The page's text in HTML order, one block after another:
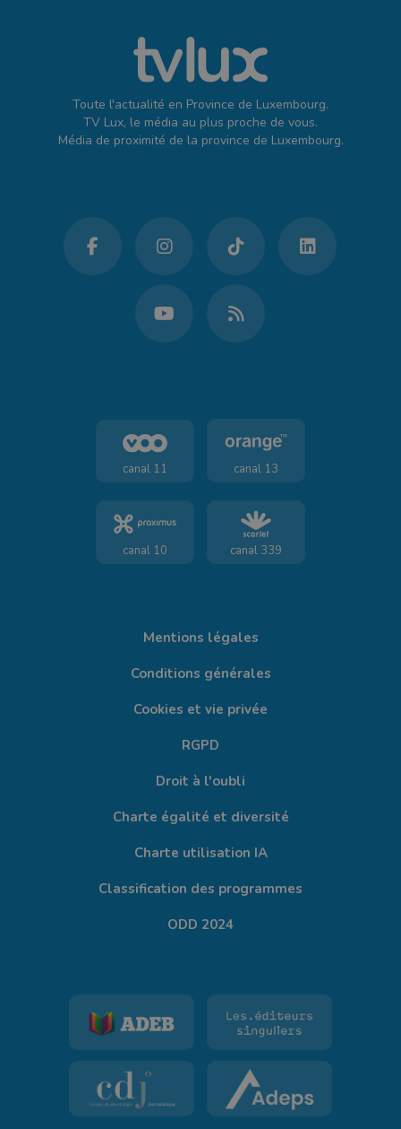
Toute l'actualité en Province de Luxembourg.
TV Lux, le média au plus proche de vous.
Média de proximité de la province de Luxembourg.
canal 11 canal 13
canal 10 canal 339
Mentions légales
Conditions générales
Cookies et vie privée
RGPD
Droit à l'oubli
Charte égalité et diversité
Charte utilisation IA
Classification des programmes
ODD 2024